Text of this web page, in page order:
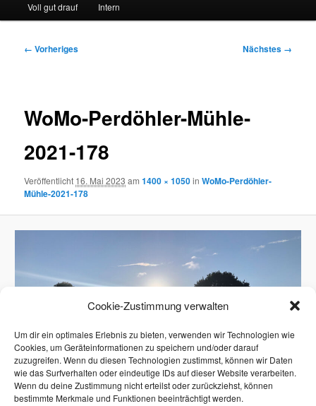
Cookie-Zustimmung verwalten
Um dir ein optimales Erlebnis zu bieten, verwenden wir Technologien wie
Cookies, um Geräteinformationen zu speichern und/oder darauf
zuzugreifen. Wenn du diesen Technologien zustimmst, können wir Daten
wie das Surfverhalten oder eindeutige IDs auf dieser Website verarbeiten.
Wenn du deine Zustimmung nicht erteilst oder zurückziehst, können
bestimmte Merkmale und Funktionen beeinträchtigt werden.
Voll gut drauf Intern
Bilder-
← Vorheriges Nächstes →
WoMo-Perdöhler-Mühle-
2021-178
Veröffentlicht 16. Mai 2023 am1400 × 1050inWoMo-Perdöhler-
Mühle-2021-178